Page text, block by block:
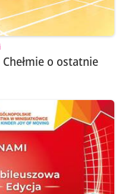
o ostatnie